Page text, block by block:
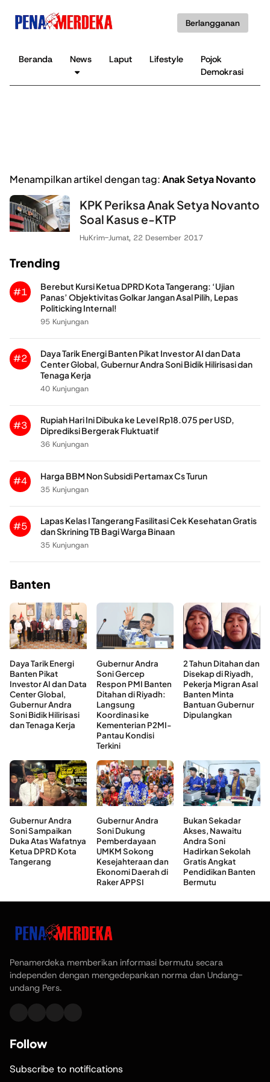
Berlangganan
Beranda News Laput Lifestyle
Pojok
Demokrasi
Menampilkan artikel dengan tag:Anak Setya Novanto
KPK Periksa Anak Setya Novanto
Soal Kasus e-KTP
HuKrim-Jumat, 22 Desember 2017
Trending
#1
Berebut Kursi Ketua DPRD Kota Tangerang: ‘Ujian
Panas’ Objektivitas Golkar Jangan Asal Pilih, Lepas
Politicking Internal!
95 Kunjungan
#2
Daya Tarik Energi Banten Pikat Investor AI dan Data
Center Global, Gubernur Andra Soni Bidik Hilirisasi dan
Tenaga Kerja
40 Kunjungan
#3
Rupiah Hari Ini Dibuka ke Level Rp18.075 per USD,
Diprediksi Bergerak Fluktuatif
36 Kunjungan
#4
Harga BBM Non Subsidi Pertamax Cs Turun
35 Kunjungan
#5
Lapas Kelas I Tangerang Fasilitasi Cek Kesehatan Gratis
dan Skrining TB Bagi Warga Binaan
35 Kunjungan
Banten
Daya Tarik Energi
Banten Pikat
Investor AI dan Data
Center Global,
Gubernur Andra
Soni Bidik Hilirisasi
dan Tenaga Kerja
Gubernur Andra
Soni Gercep
Respon PMI Banten
Ditahan di Riyadh:
Langsung
Koordinasi ke
Kementerian P2MI-
Pantau Kondisi
Terkini
2 Tahun Ditahan dan
Disekap di Riyadh,
Pekerja Migran Asal
Banten Minta
Bantuan Gubernur
Dipulangkan
Gubernur Andra
Soni Sampaikan
Duka Atas Wafatnya
Ketua DPRD Kota
Tangerang
Gubernur Andra
Soni Dukung
Pemberdayaan
UMKM Sokong
Kesejahteraan dan
Ekonomi Daerah di
Raker APPSI
Bukan Sekadar
Akses, Nawaitu
Andra Soni
Hadirkan Sekolah
Gratis Angkat
Pendidikan Banten
Bermutu
Penamerdeka memberikan informasi bermutu secara
independen dengan mengedepankan norma dan Undang-
undang Pers.
Follow
Subscribe to notifications